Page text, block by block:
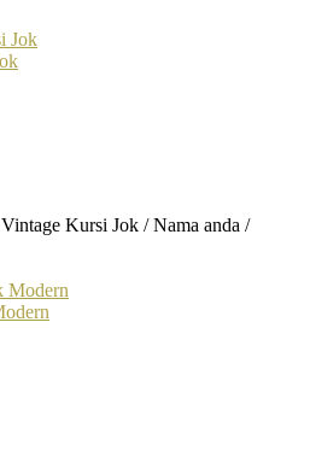
Kursi Jok / Nama anda /